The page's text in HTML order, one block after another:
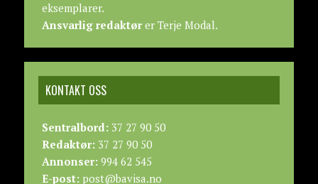
eksemplarer.
Ansvarlig redaktører Terje Modal.
KONTAKT OSS
Sentralbord:37 27 90 50
Redaktør:37 27 90 50
Annonser:994 62 545
E-post:post@bavisa.no